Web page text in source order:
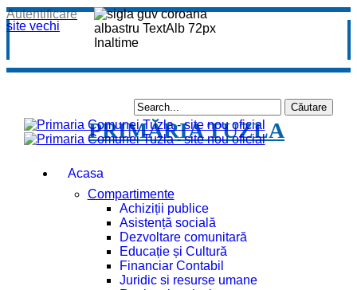
site vechi
Autentificare
PRIMĂRIA TUZLA
Acasa
Compartimente
Achiziții publice
Asistență socială
Dezvoltare comunitară
Educație și Cultură
Financiar Contabil
Juridic si resurse umane